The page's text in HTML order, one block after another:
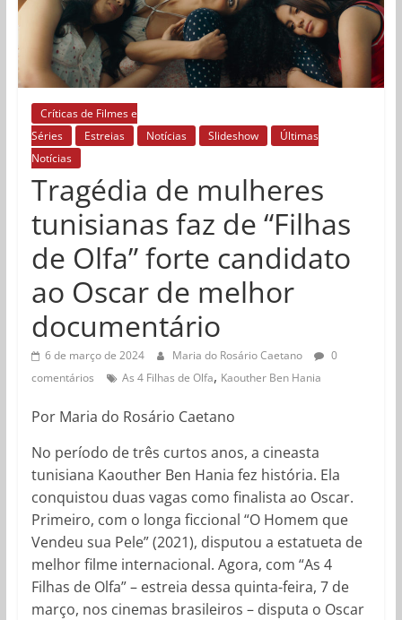
Críticas de Filmes e
Séries
Estreias Notícias Slideshow
Últimas
Notícias
Tragédia de mulheres
tunisianas faz de “Filhas
de Olfa” forte candidato
ao Oscar de melhor
documentário
6 de março de 2024 Maria do Rosário Caetano
0
comentários
As 4 Filhas de Olfa, Kaouther Ben Hania
Por Maria do Rosário Caetano
No período de três curtos anos, a cineasta
tunisiana Kaouther Ben Hania fez história. Ela
conquistou duas vagas como finalista ao Oscar.
Primeiro, com o longa ficcional “O Homem que
Vendeu sua Pele” (2021), disputou a estatueta de
melhor filme internacional. Agora, com “As 4
Filhas de Olfa” – estreia dessa quinta-feira, 7 de
março, nos cinemas brasileiros – disputa o Oscar